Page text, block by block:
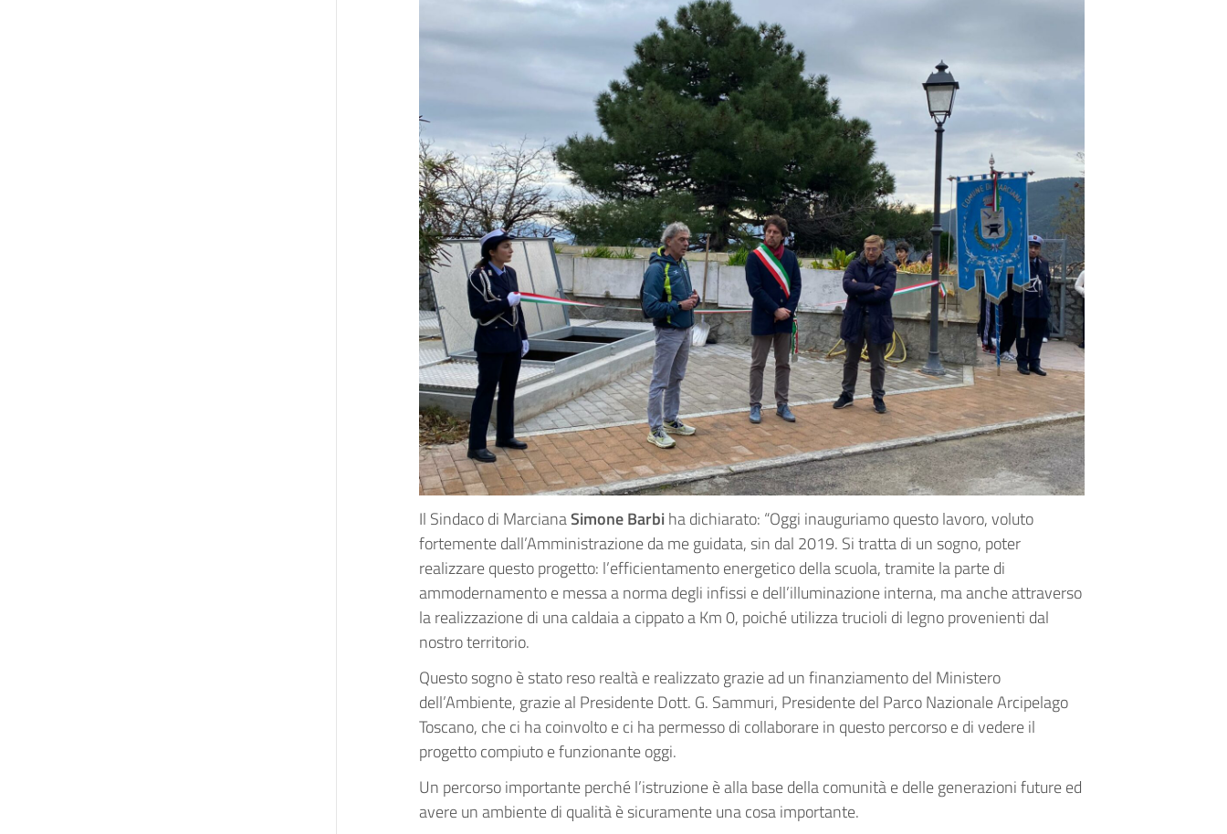
Il Sindaco di MarcianaSimone Barbiha dichiarato: “Oggi inauguriamo questo lavoro, voluto
fortemente dall’Amministrazione da me guidata, sin dal 2019. Si tratta di un sogno, poter
realizzare questo progetto: l’efficientamento energetico della scuola, tramite la parte di
ammodernamento e messa a norma degli infissi e dell’illuminazione interna, ma anche attraverso
la realizzazione di una caldaia a cippato a Km 0, poiché utilizza trucioli di legno provenienti dal
nostro territorio.
Questo sogno è stato reso realtà e realizzato grazie ad un finanziamento del Ministero
dell’Ambiente, grazie al Presidente Dott. G. Sammuri, Presidente del Parco Nazionale Arcipelago
Toscano, che ci ha coinvolto e ci ha permesso di collaborare in questo percorso e di vedere il
progetto compiuto e funzionante oggi.
Un percorso importante perché l’istruzione è alla base della comunità e delle generazioni future ed
avere un ambiente di qualità è sicuramente una cosa importante.